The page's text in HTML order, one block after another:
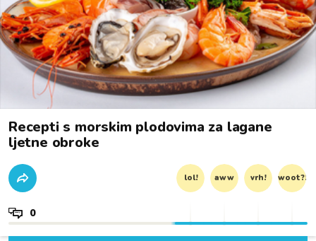
Recepti s morskim plodovima za lagane
ljetne obroke
lol! aww vrh! woot?!
0